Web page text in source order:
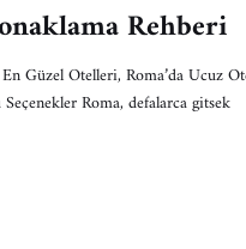
Rehberi
Güzel Otelleri, Roma’da Ucuz
Roma, defalarca gitsek